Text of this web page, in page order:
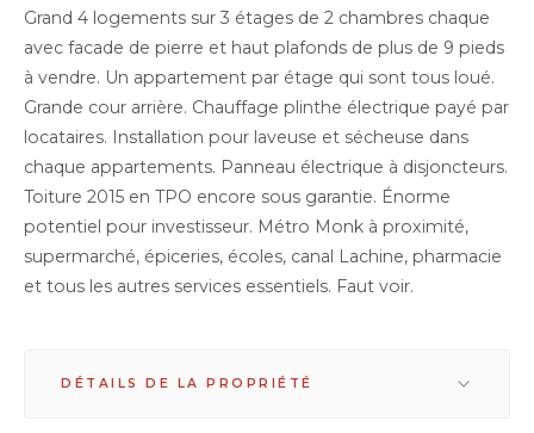
Grand 4 logements sur 3 étages de 2 chambres chaque
avec facade de pierre et haut plafonds de plus de 9 pieds
à vendre. Un appartement par étage qui sont tous loué.
Grande cour arrière. Chauffage plinthe électrique payé par
locataires. Installation pour laveuse et sécheuse dans
chaque appartements. Panneau électrique à disjoncteurs.
Toiture 2015 en TPO encore sous garantie. Énorme
potentiel pour investisseur. Métro Monk à proximité,
supermarché, épiceries, écoles, canal Lachine, pharmacie
et tous les autres services essentiels. Faut voir.
DÉTAILS DE LA PROPRIÉTÉ